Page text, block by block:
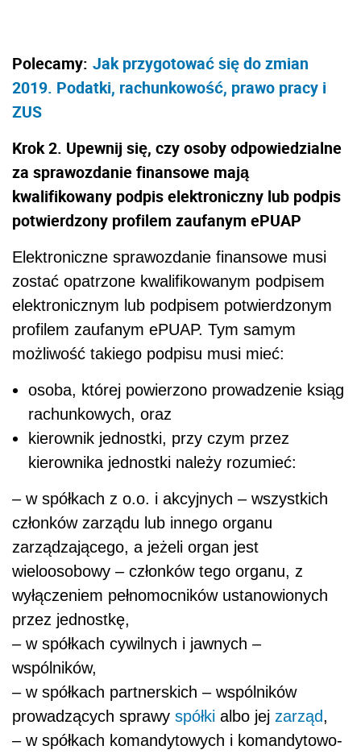
Polecamy: Jak przygotować się do zmian
2019. Podatki, rachunkowość, prawo pracy i
ZUS
Krok 2. Upewnij się, czy osoby odpowiedzialne
za sprawozdanie finansowe mają
kwalifikowany podpis elektroniczny lub podpis
potwierdzony profilem zaufanym ePUAP
Elektroniczne sprawozdanie finansowe musi
zostać opatrzone kwalifikowanym podpisem
elektronicznym lub podpisem potwierdzonym
profilem zaufanym ePUAP. Tym samym
możliwość takiego podpisu musi mieć:
osoba, której powierzono prowadzenie ksiąg
rachunkowych, oraz
kierownik jednostki, przy czym przez
kierownika jednostki należy rozumieć:
– w spółkach z o.o. i akcyjnych – wszystkich
członków zarządu lub innego organu
zarządzającego, a jeżeli organ jest
wieloosobowy – członków tego organu, z
wyłączeniem pełnomocników ustanowionych
przez jednostkę,
– w spółkach cywilnych i jawnych –
wspólników,
– w spółkach partnerskich – wspólników
prowadzących sprawy spółki albo jej zarząd,
– w spółkach komandytowych i komandytowo-